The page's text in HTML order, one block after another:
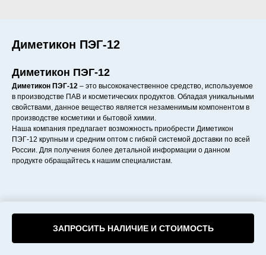
Диметикон ПЭГ-12
ЗАПРОСИТЬ НАЛИЧИЕ И СТОИМОСТЬ
Диметикон ПЭГ-12
Диметикон ПЭГ-12 – это высококачественное средство, используемое
в производстве ПАВ и косметических продуктов. Обладая уникальными
свойствами, данное вещество является незаменимым компонентом в
производстве косметики и бытовой химии.
Наша компания предлагает возможность приобрести Диметикон
ПЭГ-12 крупным и средним оптом с гибкой системой доставки по всей
России. Для получения более детальной информации о данном
продукте обращайтесь к нашим специалистам.